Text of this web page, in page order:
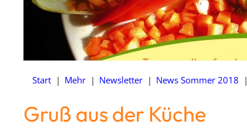
Start | Mehr | Newsletter | News Sommer 2018 |
Gruß aus der Küche